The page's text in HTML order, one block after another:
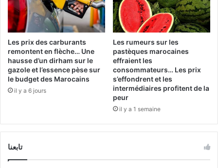
Les prix des carburants
remontent en flèche… Une
hausse d’un dirham sur le
gazole et l’essence pèse sur
le budget des Marocains
il y a 6 jours
Les rumeurs sur les
pastèques marocaines
effraient les
consommateurs… Les prix
s’effondrent et les
intermédiaires profitent de la
peur
il y a 1 semaine
تابعنا